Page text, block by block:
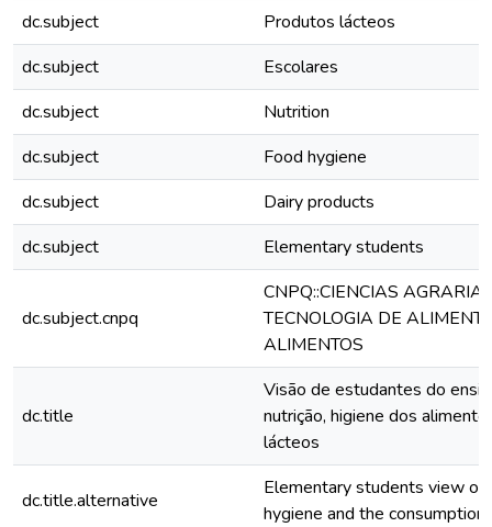
dc.subject
Produtos lácteos
dc.subject
Escolares
dc.subject
Nutrition
dc.subject
Food hygiene
dc.subject
Dairy products
dc.subject
Elementary students
dc.subject.cnpq
CNPQ::CIENCIAS
TECNOLOGIA DE
ALIMENTOS
dc.title
Visão de estudantes do
nutrição, higiene dos
lácteos
dc.title.alternative
Elementary students view
hygiene and the